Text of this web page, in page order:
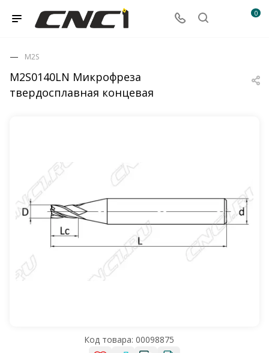
0
M2S0140LN Микрофреза
твердосплавная концевая
M2S
Код товара: 00098875